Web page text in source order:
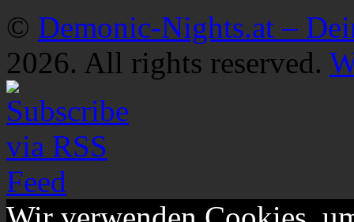
© Demonic-Nights.at –
2026. All rights reserved.